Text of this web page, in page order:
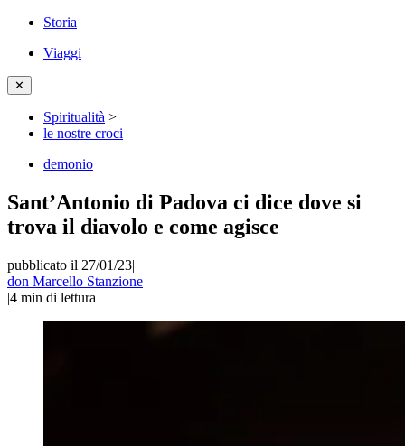
Storia
Viaggi
✕
Spiritualità >
le nostre croci
demonio
Sant’Antonio di Padova ci dice dove si
trova il diavolo e come agisce
pubblicato il 27/01/23|
don Marcello Stanzione
|4 min di lettura